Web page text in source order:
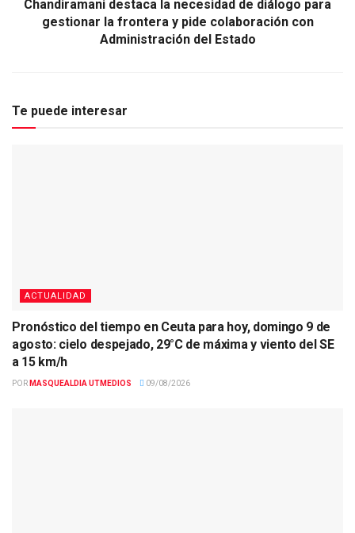
Chandiramani destaca la necesidad de diálogo para
gestionar la frontera y pide colaboración con
Administración del Estado
Te puede interesar
ACTUALIDAD
Pronóstico del tiempo en Ceuta para hoy, domingo 9 de
agosto: cielo despejado, 29°C de máxima y viento del SE
a 15 km/h
POR MASQUEALDIA UTMEDIOS 09/08/2026